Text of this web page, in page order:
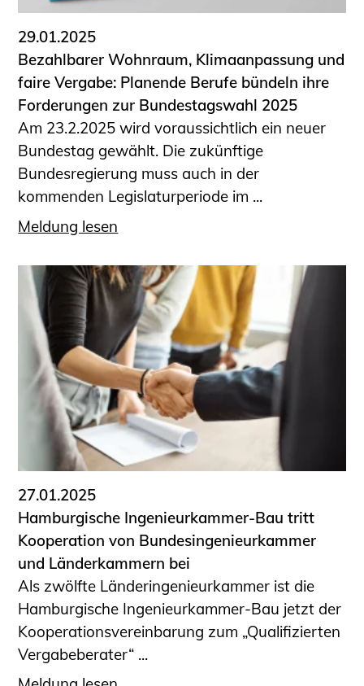
29.01.2025
Bezahlbarer Wohnraum, Klimaanpassung und
faire Vergabe: Planende Berufe bündeln ihre
Forderungen zur Bundestagswahl 2025
Am 23.2.2025 wird voraussichtlich ein neuer
Bundestag gewählt. Die zukünftige
Bundesregierung muss auch in der
kommenden Legislaturperiode im ...
Meldung lesen
27.01.2025
Hamburgische Ingenieurkammer-Bau tritt
Kooperation von Bundesingenieurkammer
und Länderkammern bei
Als zwölfte Länderingenieurkammer ist die
Hamburgische Ingenieurkammer-Bau jetzt der
Kooperationsvereinbarung zum „Qualifizierten
Vergabeberater“ ...